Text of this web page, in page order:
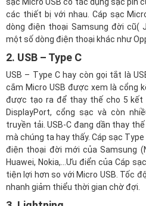
các thiết bị với nhau. Cáp sạc
dòng điện thoại Samsung đời cũ(
một số dòng điện thoại khác như
2. USB – Type C
USB – Type C hay còn gọi tắt là
cắm Micro USB được xem là cổng
được tạo ra để thay thế cho 5 kết
DisplayPort, cổng sạc và còn
truyền tải. USB-C đang dần thay
mà chúng ta hay thấy. Cáp sạc
điện thoại đời mới của Samsung
Huawei, Nokia,…Ưu điển của Cáp
tiện lợi hơn so với Micro USB. Tốc
nhanh giảm thiểu thời gian chờ đợi.